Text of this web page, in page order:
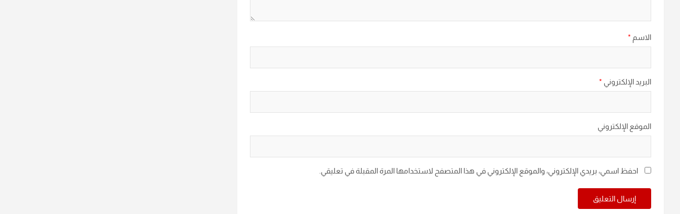
الاسم *
البريد الإلكتروني *
الموقع الإلكتروني
احفظ اسمي، بريدي الإلكتروني، والموقع الإلكتروني في هذا المتصفح لاستخدامها المرة المقبلة في تعليقي.